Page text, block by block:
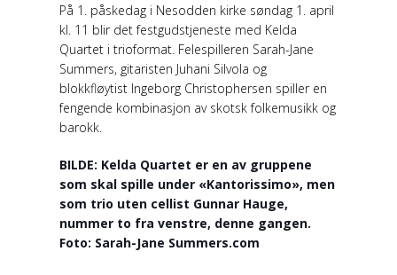
På 1. påskedag i Nesodden kirke søndag 1. april
kl. 11 blir det festgudstjeneste med Kelda
Quartet i trioformat. Felespilleren Sarah-Jane
Summers, gitaristen Juhani Silvola og
blokkfløytist Ingeborg Christophersen spiller en
fengende kombinasjon av skotsk folkemusikk og
barokk.
BILDE: Kelda Quartet er en av gruppene
som skal spille under «Kantorissimo», men
som trio uten cellist Gunnar Hauge,
nummer to fra venstre, denne gangen.
Foto: Sarah-Jane Summers.com